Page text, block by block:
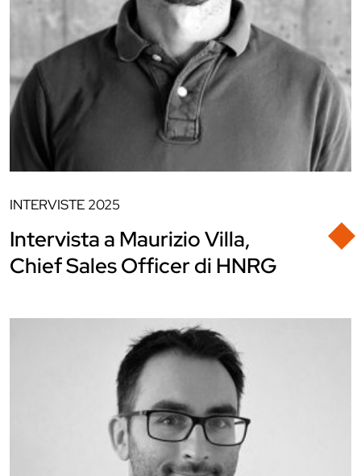
INTERVISTE 2025
Intervista a Maurizio Villa,
Chief Sales Officer di HNRG